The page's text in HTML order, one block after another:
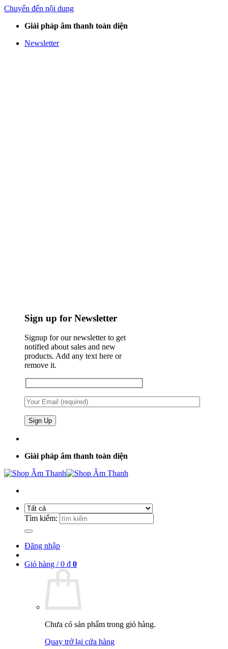
Chuyển đến nội dung
Giải pháp âm thanh toàn diện
Newsletter
Sign up for Newsletter
Signup for our newsletter to get
notified about sales and new
products. Add any text here or
remove it.
Giải pháp âm thanh toàn diện
Tìm kiếm:
Đăng nhập
Giỏ hàng /0 ₫ 0
Chưa có sản phẩm trong giỏ hàng.
Quay trở lại cửa hàng